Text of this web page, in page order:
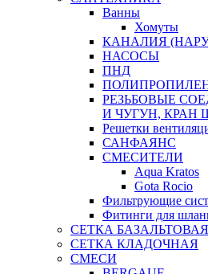
Ванны
Хомуты
КАНАЛИЯ
НАСОСЫ
ПНД
РЕЗЬБОВЫЕ
И ЧУГУН, КРАН
Решетки
САНФАЯНС
СМЕСИТЕЛИ
Aqua Kratos
Gota Rocio
Фильтрующие
Фитинги для
СЕТКА БАЗАЛЬТОВАЯ
СЕТКА КЛАДОЧНАЯ
СМЕСИ